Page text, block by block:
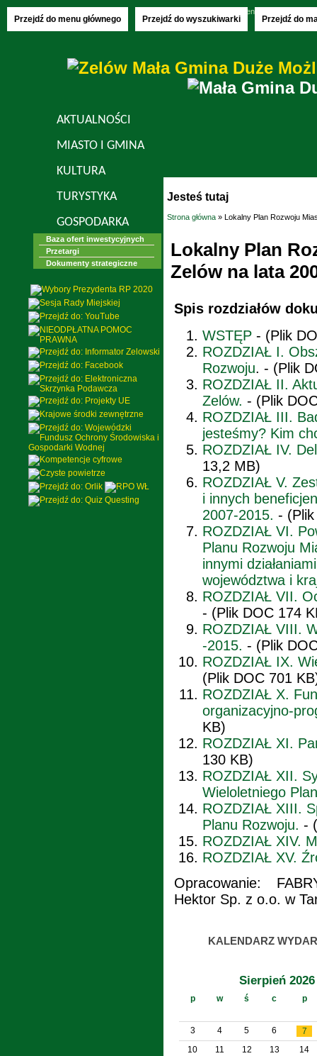
Przejdź do menu głównego Przejdź do wyszukiwarki Przejdź do
imieniny:
AKTUALNOŚCI
MIASTO I GMINA
KULTURA
TURYSTYKA
GOSPODARKA
Baza ofert inwestycyjnych
Przetargi
Dokumenty strategiczne
Jesteś tutaj
Strona główna » Lokalny Plan Rozwoju
Lokalny Plan
Zelów na lata
Spis rozdziałów
WSTĘP - (Plik
ROZDZIAŁ I.
Rozwoju. - (Plik
ROZDZIAŁ II.
Zelów. - (Plik
ROZDZIAŁ III.
jesteśmy? Kim
ROZDZIAŁ IV.
13,2 MB)
ROZDZIAŁ V.
i innych
2007-2015. -
ROZDZIAŁ VI.
Planu Rozwoju
innymi
województwa i
ROZDZIAŁ VII.
- (Plik DOC 174
ROZDZIAŁ VIII.
-2015. - (Plik
ROZDZIAŁ IX.
(Plik DOC 701
ROZDZIAŁ X.
organizacyjno-
KB)
ROZDZIAŁ XI.
130 KB)
ROZDZIAŁ XII.
Wieloletniego
ROZDZIAŁ XIII.
Planu Rozwoju. -
ROZDZIAŁ XIV.
ROZDZIAŁ XV.
Opracowanie:
Hektor Sp. z o.o. w
KALENDARZ
Sierpień 2026
p w ś c p
3 4 5 6
7
10
11 12 13
14